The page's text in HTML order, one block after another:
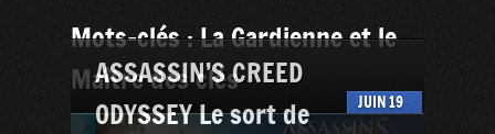
Mots-clés : La Gardienne et le
Maître des clés
19
JUIN
ASSASSIN’S CREED
ODYSSEY Le sort de